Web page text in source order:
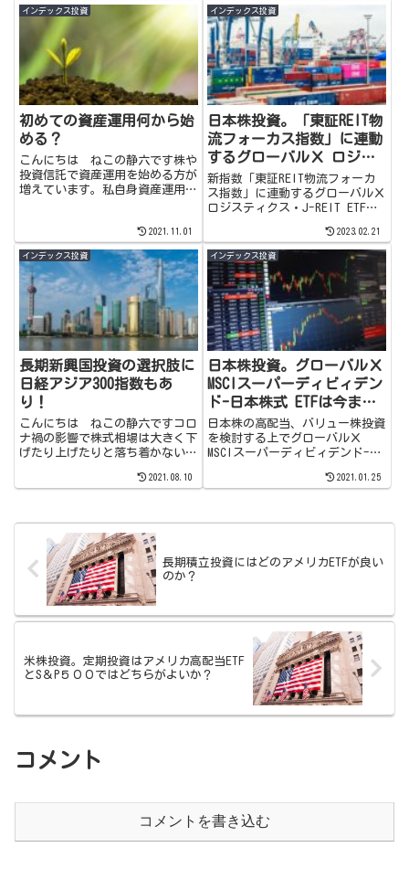
イントがたまった時はそのポイン
トを使って投資信託を購入してい
ます。ちりも積もれば山とな...
インデックス投資
初めての資産運用何から始
める？
こんにちは ねこの静六です株や
投資信託で資産運用を始める方が
増えています。私自身資産運用の
なり勉強しました。でも実際始め
てみるとすごく簡単に始められ、
始めることでより深く理解でき
る...
2021.11.01
インデックス投資
日本株投資。「東証REIT物
流フォーカス指数」に連動
するグローバルＸ ロジス
ティクス・J-REIT
ETF（2565）はコロナ禍で
も強い高い成長性を示した
新たなアイデア商品
新指数「東証REIT物流フォーカ
ス指数」に連動するグローバルＸ
ロジスティクス・J-REIT ETFを
ス・住居・ホテル特化REITより
もコロナ禍でのパフォーマンスが
一人勝ちしている物流特化
REIT。ETFの内容などの説明も書
きましたので、興味のある方はど
うぞ覗いてみてください。
2023.02.21
インデックス投資
長期新興国投資の選択肢に
日経アジア300指数もあ
り！
こんにちは ねこの静六ですコロ
ナ禍の影響で株式相場は大きく下
げたり上げたりと落ち着かない
も世界経済は拡大し続けると考え
思って過ごしています。今回は私
が...
2021.08.10
インデックス投資
日本株投資。グローバルＸ
MSCIスーパーディビィデン
ド-日本株式 ETFは今まで
に無い面白い高配当ETF。
日本株の高配当、バリュー株投資
を検討する上でグローバルＸ
MSCIスーパーディビィデンド-日
事にしました。2020年後半の上
も興味をそそられるETFになって
2021.01.25
長期積立投資にはどのアメリカETFが良い
のか？
米株投資。定期投資はアメリカ高配当ETF
とS＆P５００ではどちらがよいか？
コメント
コメントを書き込む